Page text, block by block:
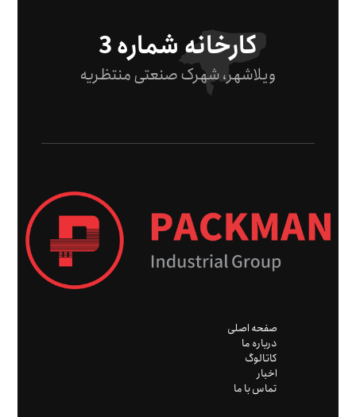
کارخانه شماره 3
ویلاشهر، شهرک صنعتی منتظریه
صفحه اصلی
درباره ما
کاتالوگ
اخبار
تماس با ما